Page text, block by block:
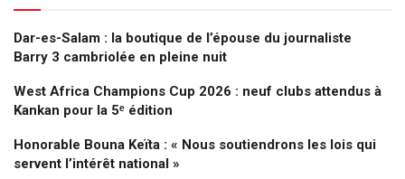
Dar-es-Salam : la boutique de l’épouse du journaliste
Barry 3 cambriolée en pleine nuit
West Africa Champions Cup 2026 : neuf clubs attendus à
Kankan pour la 5ᵉ édition
Honorable Bouna Keïta : « Nous soutiendrons les lois qui
servent l’intérêt national »